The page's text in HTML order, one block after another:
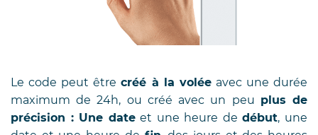
Le code peut êtrecréé à la voléeavec une durée
maximum de 24h, ou créé avec un peu plus de
précision : Une dateet une heure dedébut, une